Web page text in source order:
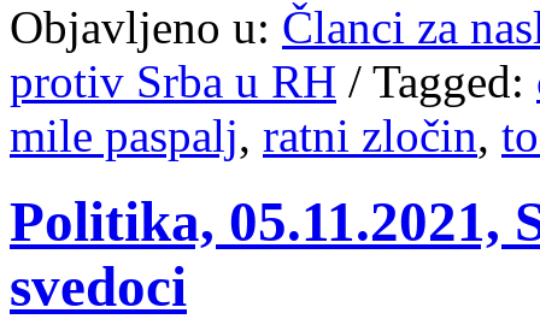
Objavljeno u: Članci za
protiv Srba u RH / Tagged:
mile paspalj, ratni zločin,
Politika, 05.11.2021,
svedoci